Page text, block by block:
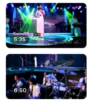
5:35
6:50